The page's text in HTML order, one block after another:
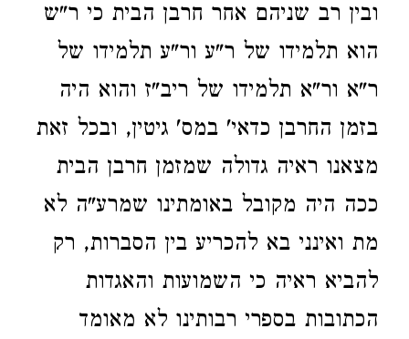
ובין רב שניהם אחר חרבן הבית כי ר"ש
הוא תלמידו של ר"ע ור"ע תלמידו של
ר"א ור"א תלמידו של ריב"ז והוא היה
בזמן החרבן כדאי' במס' גיטין, ובכל זאת
מצאנו ראיה גדולה שמזמן חרבן הבית
ככה היה מקובל באומתינו שמרע"ה לא
מת ואינני בא להכריע בין הסברות, רק
להביא ראיה כי השמועות והאגדות
הכתובות בספרי רבותינו לא מאומד